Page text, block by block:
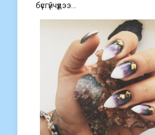
бүсгүйчүүдээ…